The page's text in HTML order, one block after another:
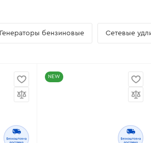
Генераторы бензиновые Сетевые
NEW